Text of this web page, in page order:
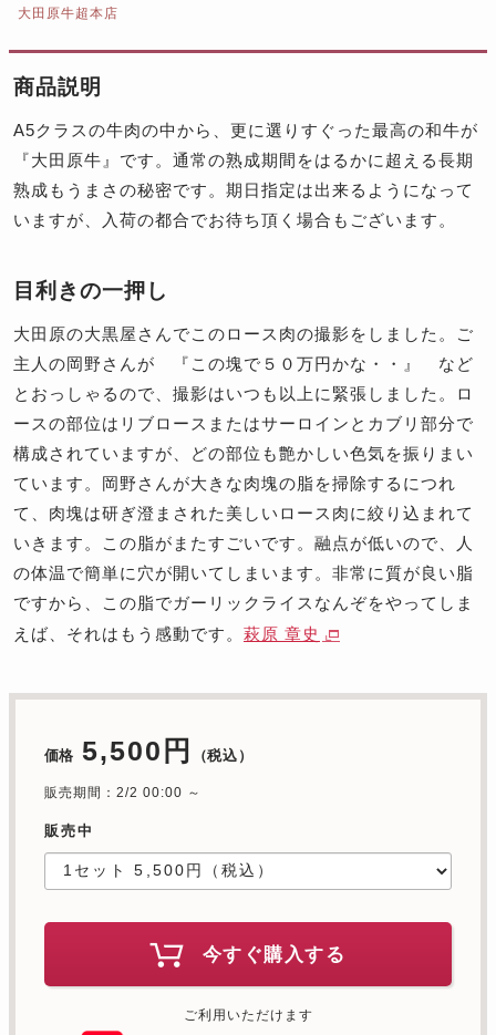
大田原牛超本店
商品説明
A5クラスの牛肉の中から、更に選りすぐった最高の和牛が
『大田原牛』です。通常の熟成期間をはるかに超える長期
熟成もうまさの秘密です。期日指定は出来るようになって
いますが、入荷の都合でお待ち頂く場合もございます。
目利きの一押し
大田原の大黒屋さんでこのロース肉の撮影をしました。ご
主人の岡野さんが 『この塊で５０万円かな・・』 など
とおっしゃるので、撮影はいつも以上に緊張しました。ロ
ースの部位はリブロースまたはサーロインとカブリ部分で
構成されていますが、どの部位も艶かしい色気を振りまい
ています。岡野さんが大きな肉塊の脂を掃除するにつれ
て、肉塊は研ぎ澄まされた美しいロース肉に絞り込まれて
いきます。この脂がまたすごいです。融点が低いので、人
の体温で簡単に穴が開いてしまいます。非常に質が良い脂
ですから、この脂でガーリックライスなんぞをやってしま
えば、それはもう感動です。 萩原 章史
価格 5,500円 （税込）
販売期間：2/2 00:00 ～
販売中
今すぐ購入する
ご利用いただけます